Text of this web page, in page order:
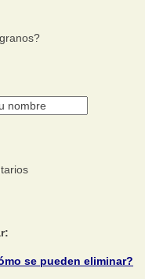
se pueden eliminar?